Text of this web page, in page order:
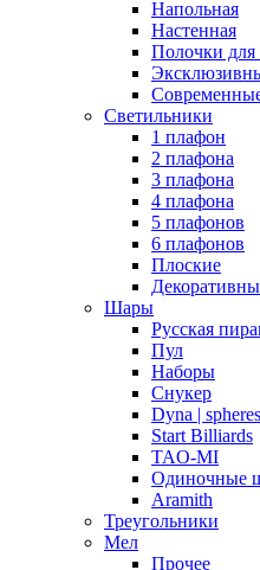
Напольная
Настенная
Полочки для
Светильники
1 плафон
2 плафона
3 плафона
4 плафона
5 плафонов
6 плафонов
Плоские
Шары
Русская
Пул
Наборы
Снукер
Dyna | spheres
Start Billiards
TAO-MI
Одиночные
Aramith
Треугольники
Мел
Прочее